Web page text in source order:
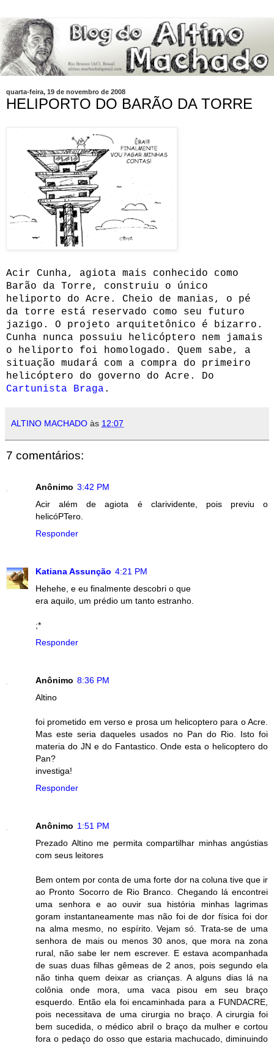
quarta-feira, 19 de novembro de 2008
HELIPORTO DO BARÃO DA TORRE
Acir Cunha, agiota mais conhecido como
Barão da Torre, construiu o único
heliporto do Acre. Cheio de manias, o pé
da torre está reservado como seu futuro
jazigo. O projeto arquitetônico é bizarro.
Cunha nunca possuiu helicóptero nem jamais
o heliporto foi homologado. Quem sabe, a
situação mudará com a compra do primeiro
helicóptero do governo do Acre. Do
Cartunista Braga .
ALTINO MACHADO às 12:07
7 comentários:
Anônimo 3:42 PM
Acir além de agiota é clarividente, pois previu o
helicóPTero.
Responder
Katiana Assunção 4:21 PM
Hehehe, e eu finalmente descobri o que
era aquilo, um prédio um tanto estranho.
;*
Responder
Anônimo 8:36 PM
Altino
foi prometido em verso e prosa um helicoptero para o Acre.
Mas este seria daqueles usados no Pan do Rio. Isto foi
materia do JN e do Fantastico. Onde esta o helicoptero do
Pan?
investiga!
Responder
Anônimo 1:51 PM
Prezado Altino me permita compartilhar minhas angústias
com seus leitores
Bem ontem por conta de uma forte dor na coluna tive que ir
ao Pronto Socorro de Rio Branco. Chegando lá encontrei
uma senhora e ao ouvir sua história minhas lagrimas
goram instantaneamente mas não foi de dor física foi dor
na alma mesmo, no espírito. Vejam só. Trata-se de uma
senhora de mais ou menos 30 anos, que mora na zona
rural, não sabe ler nem escrever. E estava acompanhada
de suas duas filhas gêmeas de 2 anos, pois segundo ela
não tinha quem deixar as crianças. A alguns dias lá na
colônia onde mora, uma vaca pisou em seu braço
esquerdo. Então ela foi encaminhada para a FUNDACRE,
pois necessitava de uma cirurgia no braço. A cirurgia foi
bem sucedida, o médico abril o braço da mulher e cortou
fora o pedaço do osso que estaria machucado, diminuindo